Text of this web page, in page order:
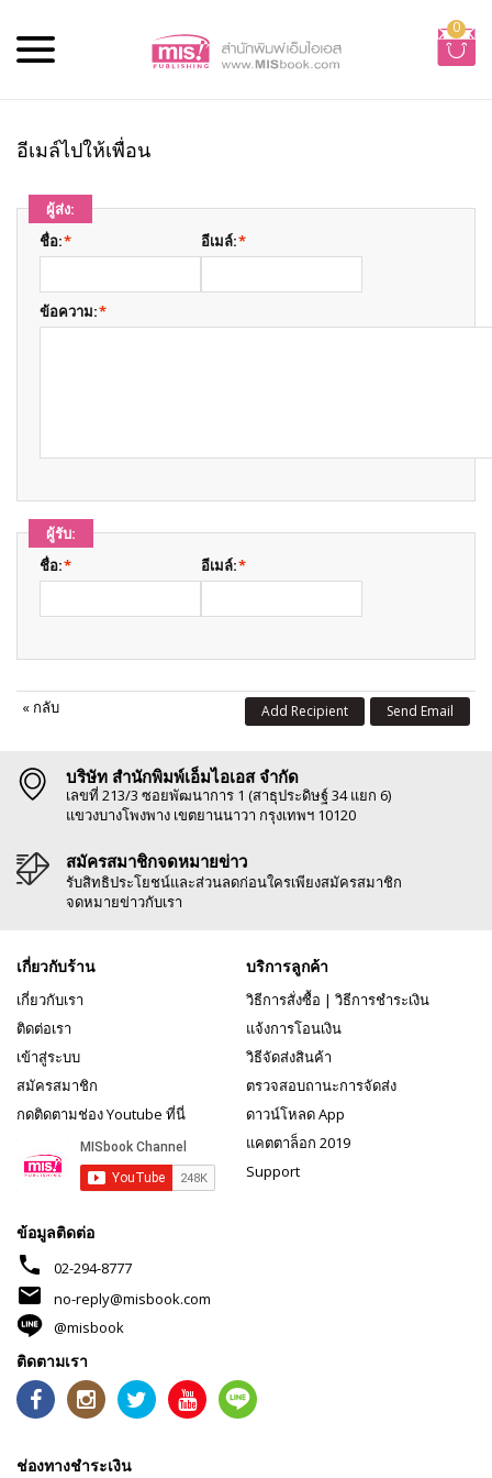
0
อีเมล์ไปให้เพื่อน
ผู้ส่ง:
*
ชื่อ: *
อีเมล์:
*
ข้อความ:
ผู้รับ:
*
ชื่อ: *
อีเมล์:
« กลับ Send Email
Add Recipient
บริษัท สำนักพิมพ์เอ็มไอเอส จำกัด
เลขที่ 213/3 ซอยพัฒนาการ 1 (สาธุประดิษฐ์ 34 แยก 6)
แขวงบางโพงพาง เขตยานนาวา กรุงเทพฯ 10120
สมัครสมาชิกจดหมายข่าว
รับสิทธิประโยชน์และส่วนลดก่อนใครเพียงสมัครสมาชิก
จดหมายข่าวกับเรา
เกี่ยวกับร้าน
เกี่ยวกับเรา
ติดต่อเรา
เข้าสู่ระบบ
สมัครสมาชิก
กดติดตามช่อง Youtube ที่นี่
บริการลูกค้า
วิธีการสั่งซื้อ | วิธีการชำระเงิน
แจ้งการโอนเงิน
วิธีจัดส่งสินค้า
ตรวจสอบถานะการจัดส่ง
ดาวน์โหลด App
แคตตาล็อก 2019
Support
ข้อมูลติดต่อ
phone 02-294-8777
mail
no-reply@misbook.com
@misbook
ติดตามเรา
ช่องทางชำระเงิน